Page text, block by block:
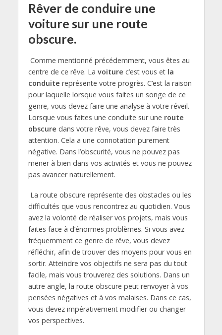
Rêver de conduire une
voiture sur une route
obscure.
Comme mentionné précédemment, vous êtes au
centre de ce rêve. La voiture c’est vous et la
conduite représente votre progrès. C’est la raison
pour laquelle lorsque vous faites un songe de ce
genre, vous devez faire une analyse à votre réveil.
Lorsque vous faites une conduite sur une route
obscure dans votre rêve, vous devez faire très
attention. Cela a une connotation purement
négative. Dans l’obscurité, vous ne pouvez pas
mener à bien dans vos activités et vous ne pouvez
pas avancer naturellement.
La route obscure représente des obstacles ou les
difficultés que vous rencontrez au quotidien. Vous
avez la volonté de réaliser vos projets, mais vous
faites face à d’énormes problèmes. Si vous avez
fréquemment ce genre de rêve, vous devez
réfléchir, afin de trouver des moyens pour vous en
sortir. Atteindre vos objectifs ne sera pas du tout
facile, mais vous trouverez des solutions. Dans un
autre angle, la route obscure peut renvoyer à vos
pensées négatives et à vos malaises. Dans ce cas,
vous devez impérativement modifier ou changer
vos perspectives.